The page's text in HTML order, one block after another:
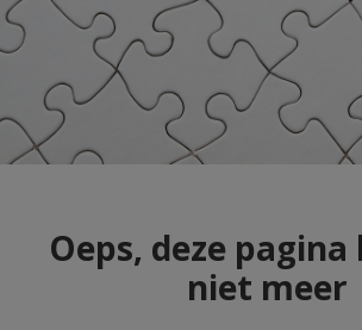
Oeps, deze
niet meer